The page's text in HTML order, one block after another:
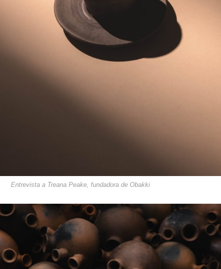
Entrevista a Treana Peake, fundadora de Obakki